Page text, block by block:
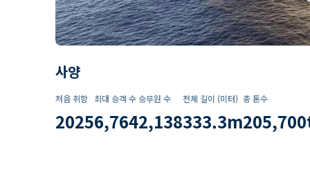
사양
처음 취항
2025
최대 승객 수
6,764
승무원 수
2,138
전체 길이 (미터)
333.3m
총 톤수
205,700